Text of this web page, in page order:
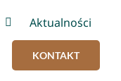
Aktualności
KONTAKT